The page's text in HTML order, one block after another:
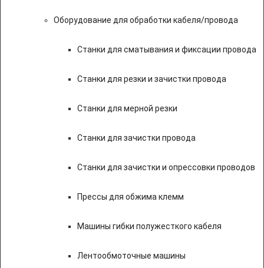
Оборудование для обработки кабеля/провода
Станки для сматывания и фиксации провода
Станки для резки и зачистки провода
Станки для мерной резки
Станки для зачистки провода
Станки для зачистки и опрессовки проводов
Прессы для обжима клемм
Машины гибки полужесткого кабеля
Лентообмоточные машины